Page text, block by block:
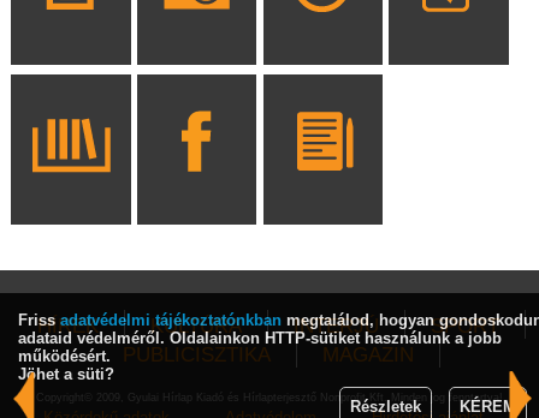
HÍREK KULTÚRA INTERJÚ
SPORT
PUBLICISZTIKA
MAGAZIN
Copyright© 2009, Gyulai Hírlap Kiadó és Hírlapterjesztő Nonprofit Kft. Minden jog fenntartva!
Friss adatvédelmi tájékoztatónkban megtalálod, hogyan
adataid védelméről. Oldalainkon HTTP-sütiket használunk a jobb
működésért.
Jöhet a süti?
Részletek
KÉREM